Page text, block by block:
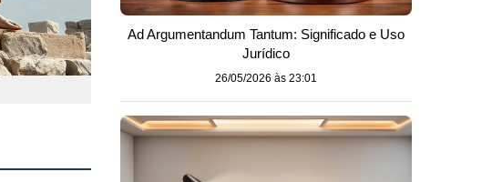
Ad Argumentandum Tantum: Significado e Uso
Jurídico
26/05/2026 às 23:01